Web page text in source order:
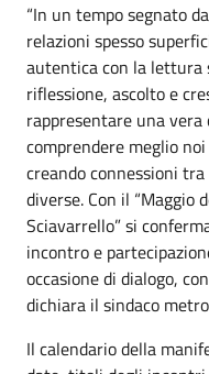
“In un tempo segnato
relazioni spesso
autentica con la lettura
riflessione, ascolto e
rappresentare una vera
comprendere meglio
creando connessioni
diverse. Con il “Maggio
Sciavarrello” si
incontro e
occasione di dialogo,
dichiara il sindaco
Il calendario della